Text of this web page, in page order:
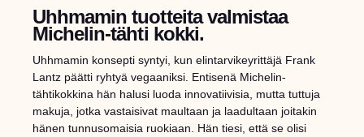
Uhhmamin tuotteita valmistaa
Michelin-tähti kokki.
Uhhmamin konsepti syntyi, kun elintarvikeyrittäjä Frank
Lantz päätti ryhtyä vegaaniksi. Entisenä Michelin-
tähtikokkina hän halusi luoda innovatiivisia, mutta tuttuja
makuja, jotka vastaisivat maultaan ja laadultaan joitakin
hänen tunnusomaisia ruokiaan. Hän tiesi, että se olisi